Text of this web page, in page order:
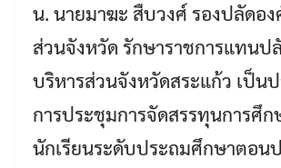
น. นายมาฆะ สืบวงศ์ รองปลัดอง
ส่วนจังหวัด รักษาราชการแทนป
บริหารส่วนจังหวัดสระแก้ว เป็น
การประชุมการจัดสรรทุนการศึก
นักเรียนระดับประถมศึกษาตอน